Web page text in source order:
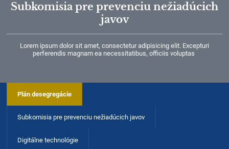
Subkomisia pre prevenciu nežiadúcich
javov
Lorem ipsum dolor sit amet, consectetur adipisicing elit. Excepturi
perferendis magnam ea necessitatibus, officiis voluptas
Plán desegregácie
Subkomisia pre prevenciu nežiadúcich javov
Digitálne technológie